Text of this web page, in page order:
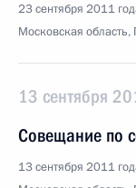
23 сентября 2011
Московская область,
13 сентября
Совещание по
13 сентября 2011